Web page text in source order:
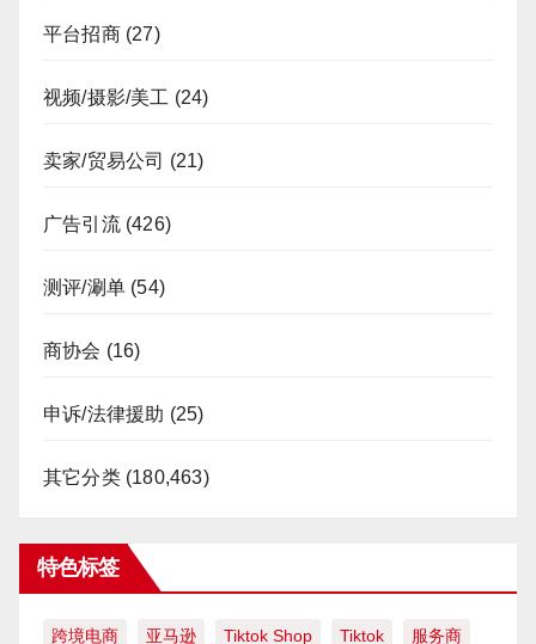
平台招商(27)
视频/摄影/美工 (24)
卖家/贸易公司 (21)
广告引流(426)
测评/涮单 (54)
商协会 (16)
申诉/法律援助 (25)
其它分类(180,463)
特色标签
跨境电商 亚马逊 Tiktok Shop Tiktok 服务商